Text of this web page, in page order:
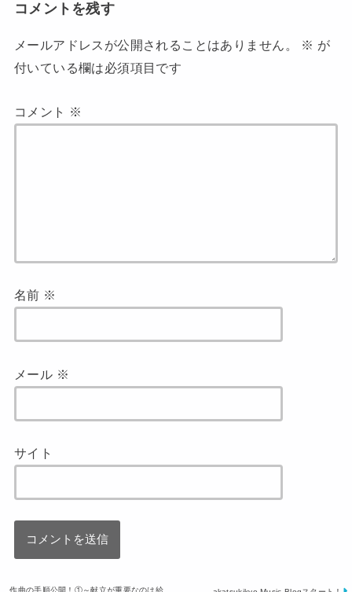
コメントを残す
メールアドレスが公開されることはありません。 ※ が
付いている欄は必須項目です
コメント ※
名前 ※
メール ※
サイト
作曲の手順公開！①～献立が重要なのは給